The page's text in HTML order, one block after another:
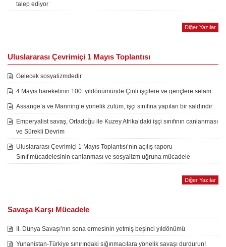
talep ediyor
Diğer Yazılar
Uluslararası Çevrimiçi 1 Mayıs Toplantısı
Gelecek sosyalizmdedir
4 Mayıs hareketinin 100. yıldönümünde Çinli işçilere ve gençlere selam
Assange’a ve Manning’e yönelik zulüm, işçi sınıfına yapılan bir saldırıdır
Emperyalist savaş, Ortadoğu ile Kuzey Afrika’daki işçi sınıfının canlanması
ve Sürekli Devrim
Uluslararası Çevrimiçi 1 Mayıs Toplantısı’nın açılış raporu
Sınıf mücadelesinin canlanması ve sosyalizm uğruna mücadele
Diğer Yazılar
Savaşa Karşı Mücadele
II. Dünya Savaşı’nın sona ermesinin yetmiş beşinci yıldönümü
Yunanistan-Türkiye sınırındaki sığınmacılara yönelik savaşı durdurun!